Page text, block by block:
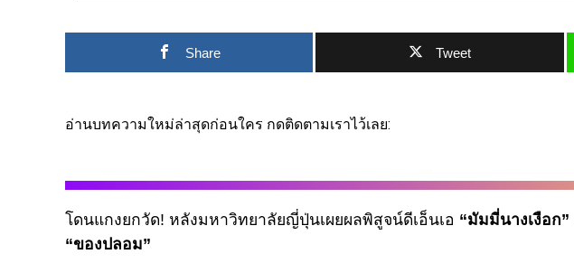
Share Tweet
อ่านบทความใหม่ล่าสุดก่อนใคร กดติดตามเราไว้เลย:
โดนแกงยกวัด! หลังมหาวิทยาลัยญี่ปุ่นเผยผลพิสูจน์ดีเอ็นเอ “มัมมี่นางเงือก”
“ของปลอม”